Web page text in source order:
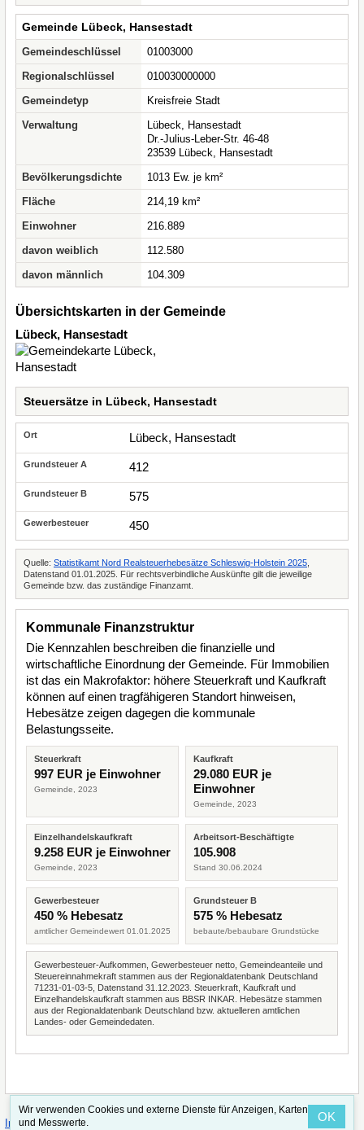
Gemeinde Lübeck, Hansestadt
Gemeindeschlüssel
01003000
Regionalschlüssel
010030000000
Gemeindetyp
Kreisfreie Stadt
Verwaltung
Lübeck, Hansestadt
Dr.-Julius-Leber-Str. 46-48
23539 Lübeck, Hansestadt
Bevölkerungsdichte
1013 Ew. je km²
Fläche
214,19 km²
Einwohner
216.889
davon weiblich
112.580
davon männlich
104.309
Übersichtskarten in der Gemeinde
Lübeck, Hansestadt
Steuersätze in Lübeck, Hansestadt
Lübeck, Hansestadt
412
575
450
Quelle: Statistikamt Nord Realsteuerhebesätze Schleswig-Holstein 2025
Datenstand 01.01.2025. Für rechtsverbindliche Auskünfte gilt die jeweilige
Gemeinde bzw. das zuständige Finanzamt.
Kommunale Finanzstruktur
Die Kennzahlen beschreiben die finanzielle und
wirtschaftliche Einordnung der Gemeinde. Für Immobilien
ist das ein Makrofaktor: höhere Steuerkraft und Kaufkraft
können auf einen tragfähigeren Standort hinweisen,
Hebesätze zeigen dagegen die kommunale
Belastungsseite.
Steuerkraft
997 EUR je Einwohner
Gemeinde, 2023
Kaufkraft
29.080 EUR je
Einwohner
Gemeinde, 2023
Einzelhandelskaufkraft
9.258 EUR je Einwohner
Gemeinde, 2023
Arbeitsort-Beschäftigte
105.908
Stand 30.06.2024
Gewerbesteuer
450 % Hebesatz
amtlicher Gemeindewert 01.01.2025
Grundsteuer B
575 % Hebesatz
bebaute/bebaubare Grundstücke
Gewerbesteuer-Aufkommen, Gewerbesteuer netto, Gemeindeanteile und
Steuereinnahmekraft stammen aus der Regionaldatenbank Deutschland
71231-01-03-5, Datenstand 31.12.2023. Steuerkraft, Kaufkraft und
Einzelhandelskaufkraft stammen aus BBSR INKAR. Hebesätze stammen
aus der Regionaldatenbank Deutschland bzw. aktuelleren amtlichen
Landes- oder Gemeindedaten.
Impressum·Straßenindex
Wir verwenden Cookies und externe Dienste für Anzeigen, Karten
und Messwerte.
OK